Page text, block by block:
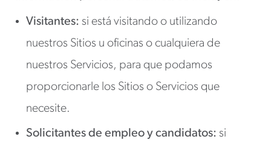
Visitantes: si está visitando o utilizando
nuestros Sitios u oficinas o cualquiera de
nuestros Servicios, para que podamos
proporcionarle los Sitios o Servicios que
necesite.
Solicitantes de empleo y candidatos: si